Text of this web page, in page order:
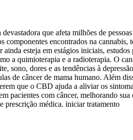
que afeta milhões de
encontrados na cannabis,
esteja em estágios iniciais,
a quimioterapia e a radioterapia. O
sono, dores e as tendências à
de câncer de mama humano. Além
que o CBD ajuda a aliviar os
pacientes com câncer, melhorando
prescrição médica. iniciar tratamento